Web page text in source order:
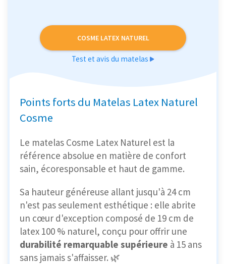
COSME LATEX NATUREL
Test et avis du matelas
Points forts du Matelas Latex Naturel
Cosme
Le matelas Cosme Latex Naturel est la
référence absolue en matière de confort
sain, écoresponsable et haut de gamme.
Sa hauteur généreuse allant jusqu'à 24 cm
n'est pas seulement esthétique : elle abrite
un cœur d'exception composé de 19 cm de
latex 100 % naturel, conçu pour offrir une
durabilité remarquable supérieure à 15 ans
sans jamais s'affaisser. 🌿